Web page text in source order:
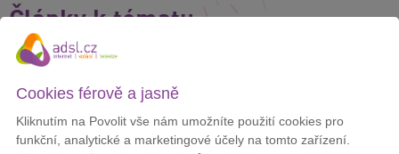
Články k tématu:
Síť Tesco Mobile poskytne O2
15. 3. 2013
Zobrazit celý článek
Cookies férově a jasně
Kliknutím na Povolit vše nám umožníte použití cookies pro
funkční, analytické a marketingové účely na tomto zařízení.